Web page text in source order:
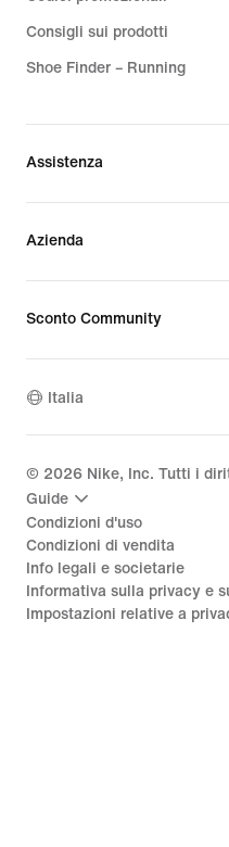
Consigli sui prodotti
Shoe Finder – Running
Assistenza
Azienda
Sconto Community
Italia
© 2026 Nike, Inc. Tutti i
Guide
Condizioni d'uso
Condizioni di vendita
Info legali e societarie
Informativa sulla privacy e
Impostazioni relative a